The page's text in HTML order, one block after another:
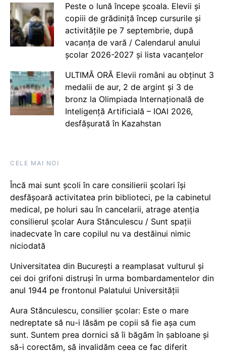
Peste o lună începe școala. Elevii și
copiii de grădiniță încep cursurile și
activitățile pe 7 septembrie, după
vacanța de vară / Calendarul anului
școlar 2026-2027 și lista vacanțelor
ULTIMĂ ORĂ Elevii români au obținut 3
medalii de aur, 2 de argint și 3 de
bronz la Olimpiada Internațională de
Inteligență Artificială – IOAI 2026,
desfășurată în Kazahstan
CELE MAI NOI
Încă mai sunt școli în care consilierii școlari își
desfășoară activitatea prin biblioteci, pe la cabinetul
medical, pe holuri sau în cancelarii, atrage atenția
consilierul școlar Aura Stănculescu / Sunt spații
inadecvate în care copilul nu va destăinui nimic
niciodată
Universitatea din București a reamplasat vulturul și
cei doi grifoni distruși în urma bombardamentelor din
anul 1944 pe frontonul Palatului Universității
Aura Stănculescu, consilier școlar: Este o mare
nedreptate să nu-i lăsăm pe copii să fie așa cum
sunt. Suntem prea dornici să îi băgăm în șabloane și
să-i corectăm, să invalidăm ceea ce fac diferit